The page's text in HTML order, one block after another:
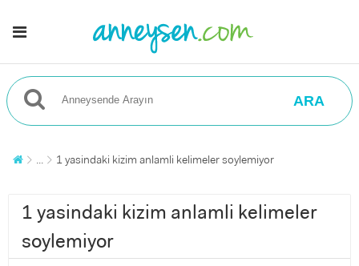
ARA
... 1 yasindaki kizim anlamli kelimeler soylemiyor
1 yasindaki kizim anlamli kelimeler
soylemiyor